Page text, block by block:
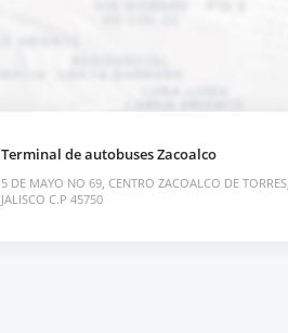
Terminal de autobuses Zacoalco
5 DE MAYO NO 69, CENTRO ZACOALCO DE TORRES,
JALISCO C.P 45750